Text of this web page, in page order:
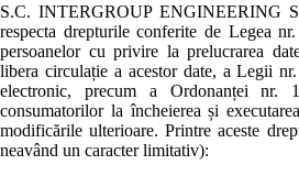
S.C. INTERGROUP ENGINEERING
respecta drepturile conferite de Legea
persoanelor cu privire la prelucrarea
libera circulație a acestor date, a Legii
electronic, precum a Ordonanței nr.
consumatorilor la încheierea și
modificările ulterioare. Printre aceste
neavând un caracter limitativ):